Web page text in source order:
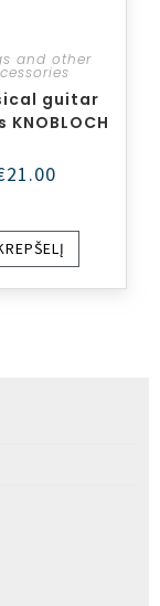
and other
guitar
21.00